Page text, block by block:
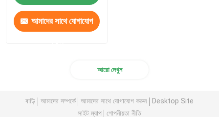
আমাদের সাথে যোগাযোগ
আরো দেখুন
বাড়ি আমাদের সম্পর্কে আমাদের সাথে যোগাযোগ করুন
Desktop Site
সাইট ম্যাপ
গোপনীয়তা নীতি